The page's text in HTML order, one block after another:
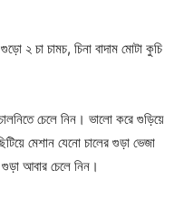
২ চা চামচ, চিনা বাদাম মোটা কুচি
চেলে নিন। ভালো করে গুড়িয়ে
মেশান যেনো চালের গুড়া ভেজা
আবার চেলে নিন।